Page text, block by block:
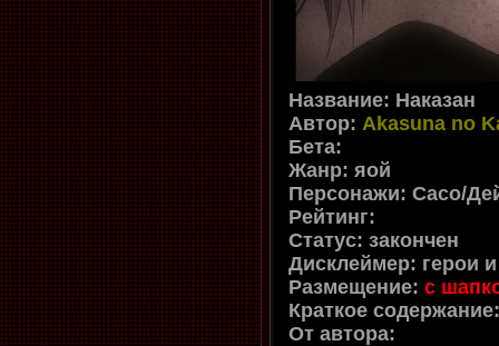
Название: Наказан
Автор: Akasuna no
Бета:
Жанр: яой
Персонажи: Сасо/
Рейтинг:
Статус: закончен
Дисклеймер: герои
Размещение: с
Краткое
От автора: